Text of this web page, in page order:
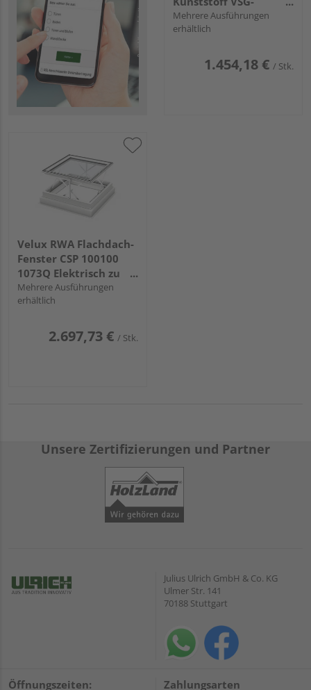
Verglasung 100x100
Mehrere Ausführungen
erhältlich
1.454,18 € / Stk.
Velux RWA Flachdach-
Fenster CSP 100100
1073Q Elektrisch zu
öffnende Ausf.100x100
Mehrere Ausführungen
erhältlich
2.697,73 € / Stk.
Unsere Zertifizierungen und Partner
Julius Ulrich GmbH & Co. KG
Ulmer Str. 141
70188 Stuttgart
Öffnungszeiten: Zahlungsarten